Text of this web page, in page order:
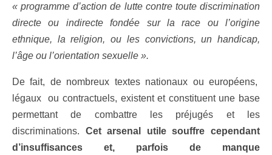
« programme d’action de lutte contre toute discrimination
directe ou indirecte fondée sur la race ou l’origine
ethnique, la religion, ou les convictions, un handicap,
l’âge ou l’orientation sexuelle ».
De fait, de nombreux textes nationaux ou européens,
légaux ou contractuels, existent et constituent une base
permettant de combattre les préjugés et les
discriminations. Cet arsenal utile souffre cependant
d’insuffisances et, parfois de manque